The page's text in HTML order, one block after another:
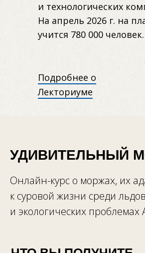
и технологических
На апрель 2026 г. на
учится 780 000 человек.
Подробнее о
Лекториуме
УДИВИТЕЛЬНЫЙ
Онлайн-курс о моржах, их
к суровой жизни среди льдов
и экологических проблемах